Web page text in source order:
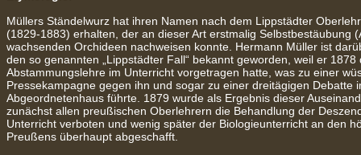
Müllers Ständelwurz hat ihren Namen nach dem Lippstädter
(1829-1883) erhalten, der an dieser Art erstmalig Selbstbestäubung
wachsenden Orchideen nachweisen konnte. Hermann Müller ist
den so genannten „Lippstädter Fall“ bekannt geworden, weil er 1878
Abstammungslehre im Unterricht vorgetragen hatte, was zu einer
Pressekampagne gegen ihn und sogar zu einer dreitägigen Debatte
Abgeordnetenhaus führte. 1879 wurde als Ergebnis dieser
zunächst allen preußischen Oberlehrern die Behandlung der
Unterricht verboten und wenig später der Biologieunterricht an den
Preußens überhaupt abgeschafft.